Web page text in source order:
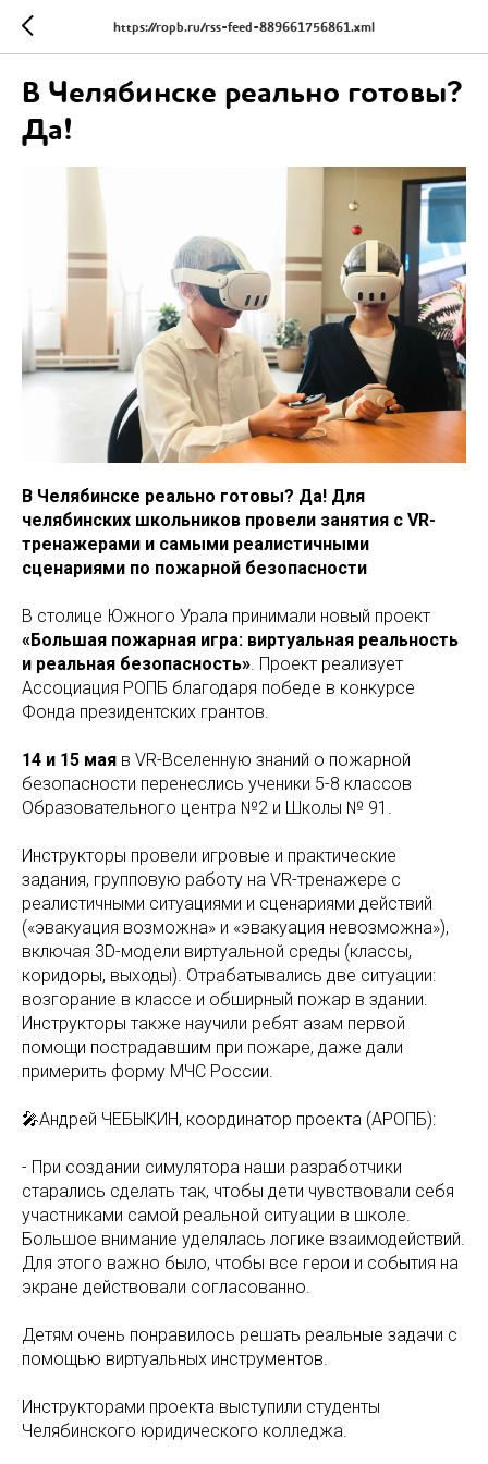
https://ropb.ru/rss-feed-889661756861.xml
В Челябинске реально готовы?
Да!
В Челябинске реально готовы? Да! Для
челябинских школьников провели занятия с VR-
тренажерами и самыми реалистичными
сценариями по пожарной безопасности
В столице Южного Урала принимали новый проект
«Большая пожарная игра: виртуальная реальность
и реальная безопасность». Проект реализует
Ассоциация РОПБ благодаря победе в конкурсе
Фонда президентских грантов.
14 и 15 мая в VR-Вселенную знаний о пожарной
безопасности перенеслись ученики 5-8 классов
Образовательного центра №2 и Школы № 91.
Инструкторы провели игровые и практические
задания, групповую работу на VR-тренажере с
реалистичными ситуациями и сценариями действий
(«эвакуация возможна» и «эвакуация невозможна»),
включая 3D-модели виртуальной среды (классы,
коридоры, выходы). Отрабатывались две ситуации:
возгорание в классе и обширный пожар в здании.
Инструкторы также научили ребят азам первой
помощи пострадавшим при пожаре, даже дали
примерить форму МЧС России.
🎤Андрей ЧЕБЫКИН, координатор проекта (АРОПБ):
- При создании симулятора наши разработчики
старались сделать так, чтобы дети чувствовали себя
участниками самой реальной ситуации в школе.
Большое внимание уделялась логике взаимодействий.
Для этого важно было, чтобы все герои и события на
экране действовали согласованно.
Детям очень понравилось решать реальные задачи с
помощью виртуальных инструментов.
Инструкторами проекта выступили студенты
Челябинского юридического колледжа.